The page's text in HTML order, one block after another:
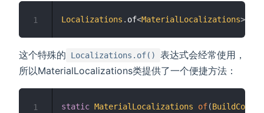
Localizations . of<MaterialLocalizations>
1
这个特殊的 Localizations.of()
表达式会经常使用，
所以MaterialLocalizations类提供了一个便捷方法：
static MaterialLocalizations of(
1